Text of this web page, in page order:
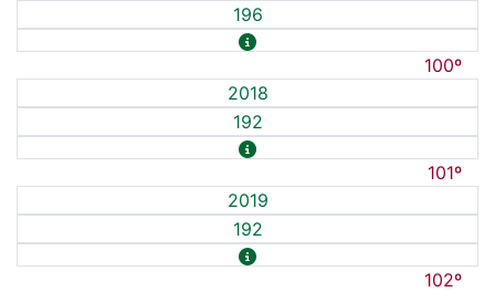
196
100º
2018
192
101º
2019
192
102º